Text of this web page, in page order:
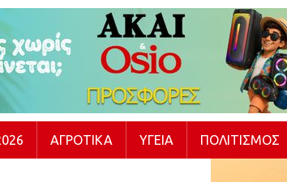
ΑΓΡΟΤΙΚΆ ΥΓΕΊΑ ΠΟΛΙΤΙΣΜΌΣ